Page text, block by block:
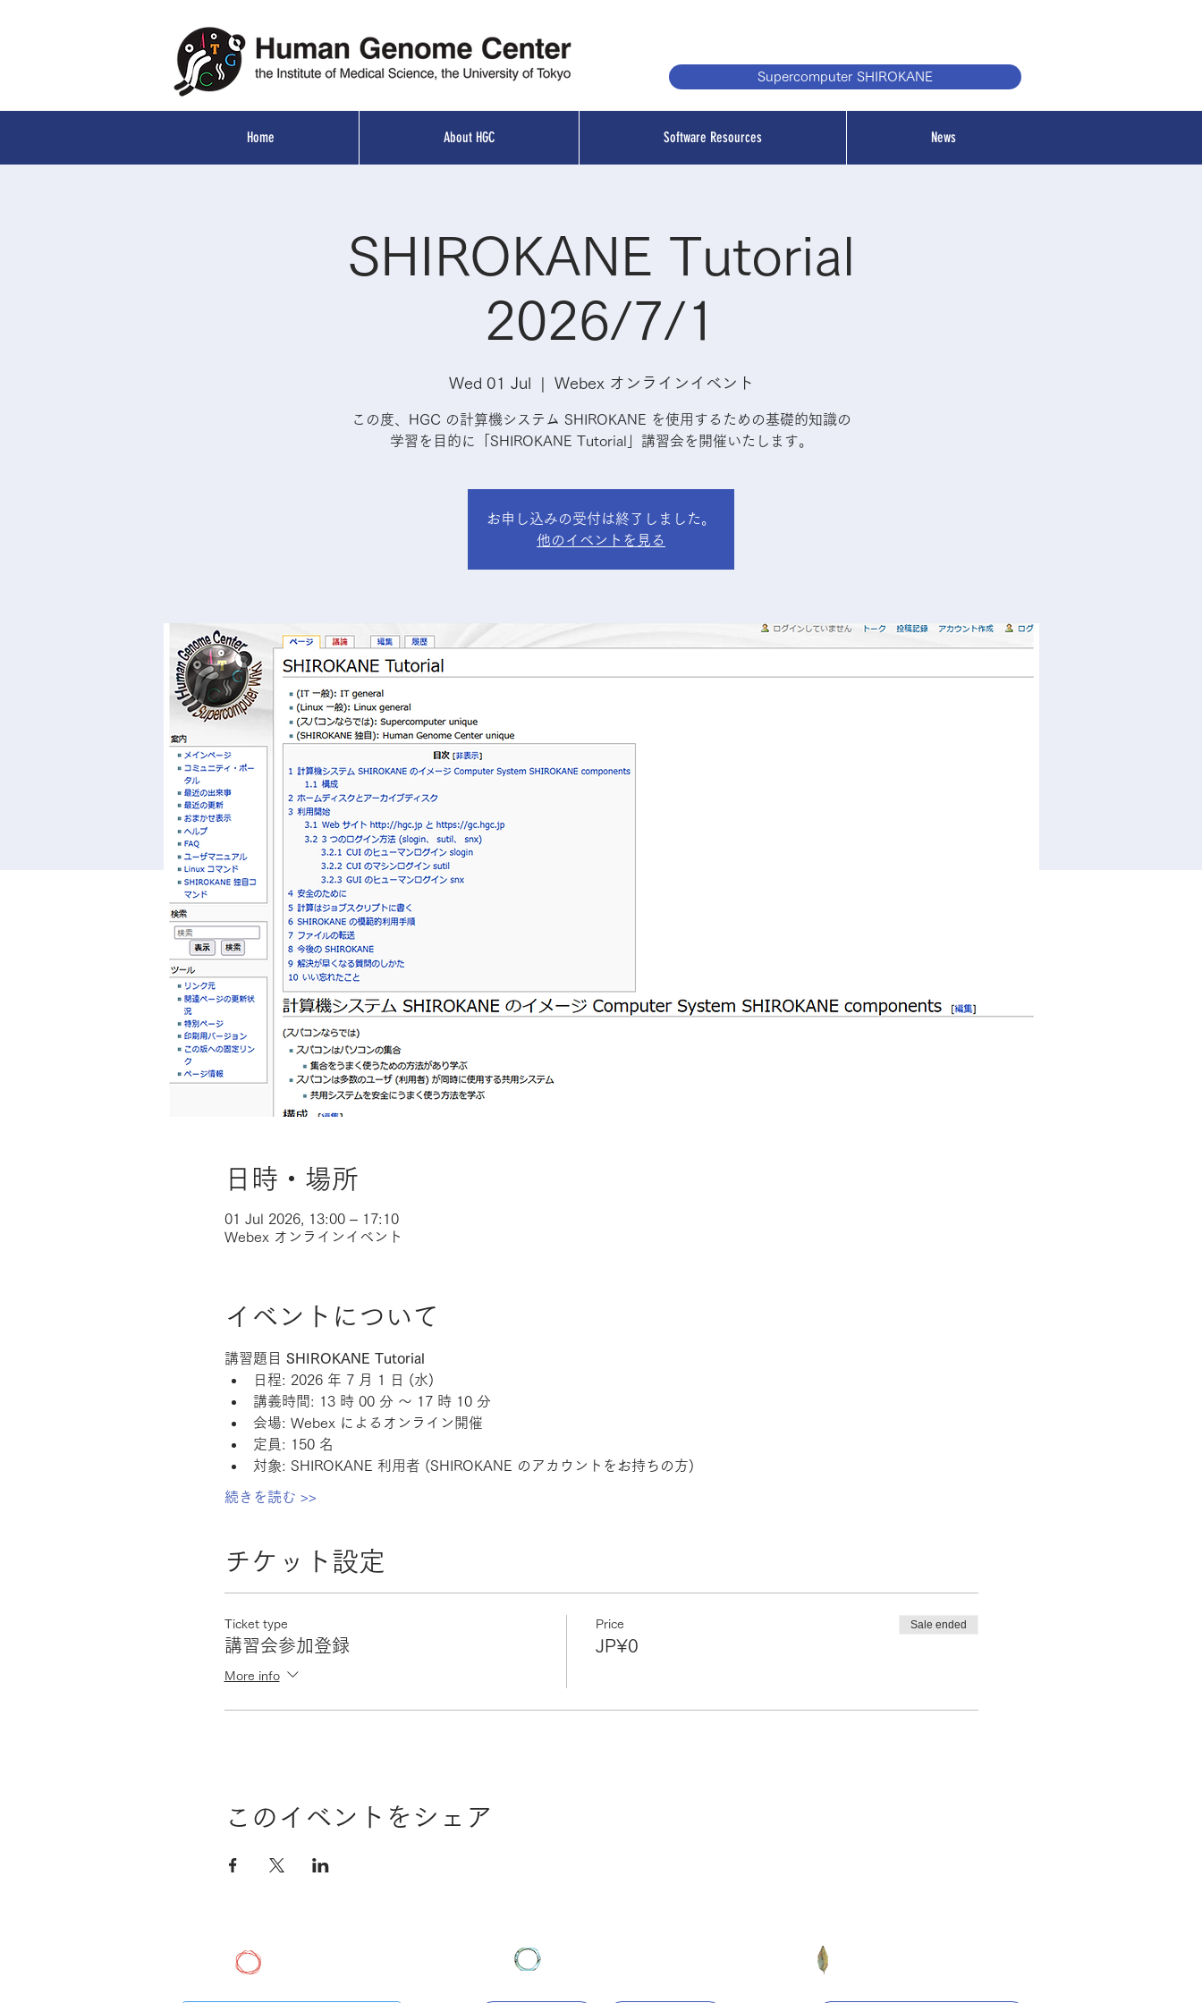
Supercomputer SHIROKANE
Home About HGC Software Resources News
SHIROKANE Tutorial
2026/7/1
Wed 01 Jul
  |
Webex オンラインイベント
この度、HGC の計算機システム SHIROKANE を使用するための基礎的知識の
学習を目的に「SHIROKANE Tutorial」講習会を開催いたします。
お申し込みの受付は終了しました。
他のイベントを見る
日時・場所
01 Jul 2026, 13:00 – 17:10
Webex オンラインイベント
イベントについて
講習題目 SHIROKANE Tutorial
日程: 2026 年 7 月 1 日 (水)
講義時間: 13 時 00 分 ～ 17 時 10 分
会場: Webex によるオンライン開催
定員: 150 名
対象: SHIROKANE 利用者 (SHIROKANE のアカウントをお持ちの方)
続きを読む >>
チケット設定
Ticket type
講習会参加登録
More info
Price
JP¥0
Sale ended
このイベントをシェア